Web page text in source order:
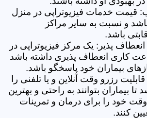
قیمت خدمات فیزیوتراپی در منزل
و نسبت به سایر مراکز
باشد.
پذیر: یک مرکز فیزیوتراپی در
کاری انعطاف پذیری داشته باشد
بیماران خود پاسخگو باشد.
رزرو وقت آنلاین و یا تلفنی را
تا بیماران بتوانند به راحتی و بهترین
خود را برای درمان و تمرینات
کنند.